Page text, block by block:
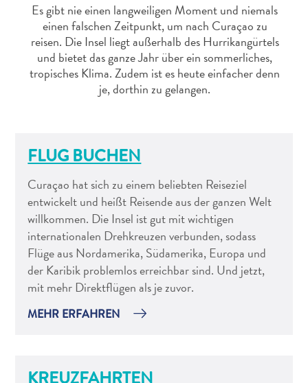
Golf
Strände
Tauch-
Schnorchelplätze
Tauchoperatoren
Wasseraktivitäten
Unterkunft
Es gibt nie einen langweiligen Moment und niemals
einen falschen Zeitpunkt, um nach Curaçao zu
reisen. Die Insel liegt außerhalb des Hurrikangürtels
und bietet das ganze Jahr über ein sommerliches,
tropisches Klima. Zudem ist es heute einfacher denn
je, dorthin zu gelangen.
FLUG BUCHEN
Curaçao hat sich zu einem beliebten Reiseziel
entwickelt und heißt Reisende aus der ganzen Welt
willkommen. Die Insel ist gut mit wichtigen
internationalen Drehkreuzen verbunden, sodass
Flüge aus Nordamerika, Südamerika, Europa und
der Karibik problemlos erreichbar sind. Und jetzt,
mit mehr Direktflügen als je zuvor.
MEHR ERFAHREN
KREUZFAHRTEN